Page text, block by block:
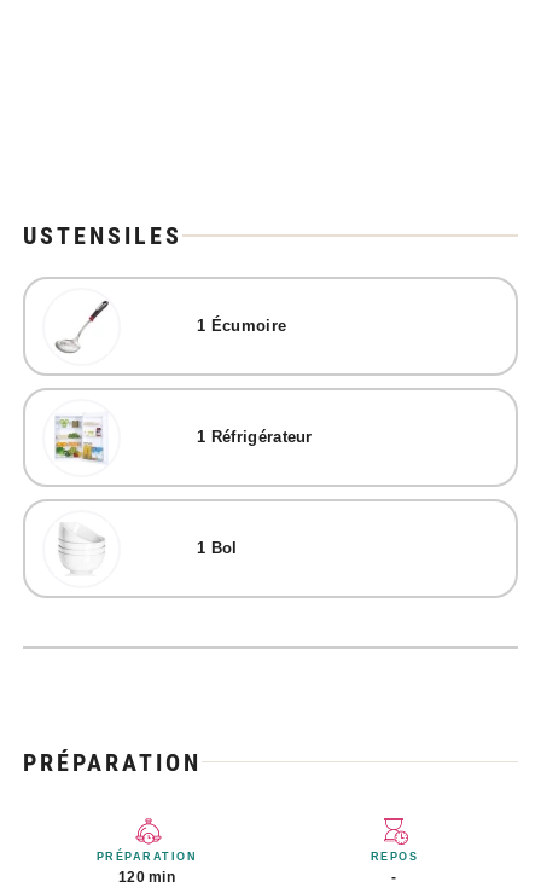
USTENSILES
1 Écumoire
1 Réfrigérateur
1 Bol
PRÉPARATION
PRÉPARATION
120 min
REPOS
-